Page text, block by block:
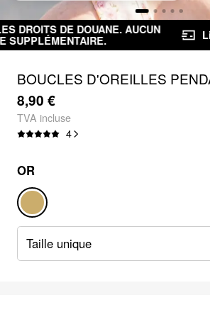
Livraison GRATUITE dès
BOUCLES D'OREILLES
NŒUD, FLEUR ET FAUSSE
8,90 €
TVA incluse
4
OR
Taille unique